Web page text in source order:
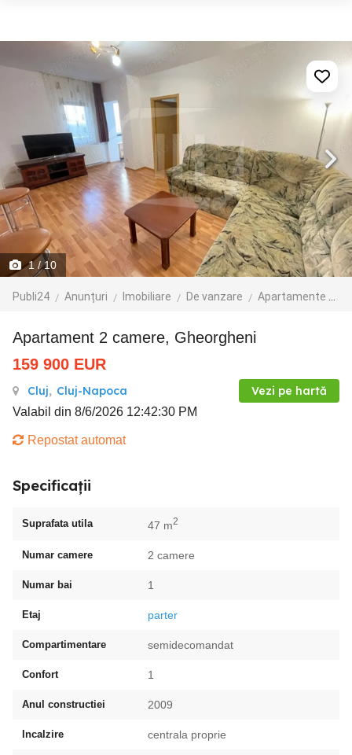
1 / 10
Publi24 Anunțuri Imobiliare De vanzare Apartamente de vanzare
Apartament 2 camere, Gheorgheni
159 900 EUR
Cluj, Cluj-Napoca Vezi pe hartă
Valabil din 8/6/2026 12:42:30 PM
Repostat automat
Specificații
Suprafata utila 47 m2
Numar camere 2 camere
Numar bai 1
Etaj parter
Compartimentare semidecomandat
Confort 1
Anul constructiei 2009
Incalzire centrala proprie